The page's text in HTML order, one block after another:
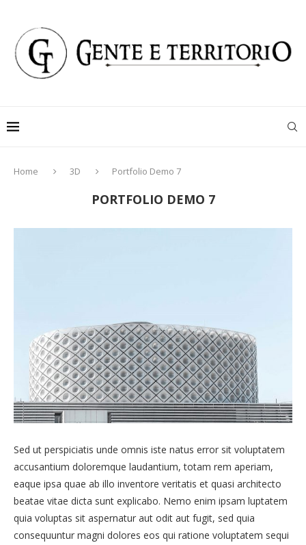
Home 3D Portfolio Demo 7
PORTFOLIO DEMO 7
Sed ut perspiciatis unde omnis iste natus error sit voluptatem
accusantium doloremque laudantium, totam rem aperiam,
eaque ipsa quae ab illo inventore veritatis et quasi architecto
beatae vitae dicta sunt explicabo. Nemo enim ipsam luptatem
quia voluptas sit aspernatur aut odit aut fugit, sed quia
consequuntur magni dolores eos qui ratione voluptatem sequi